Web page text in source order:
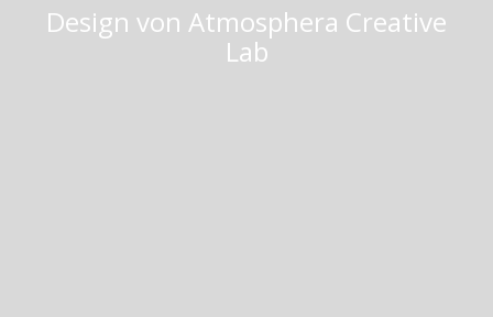
Design von Atmosphera Creative
Lab